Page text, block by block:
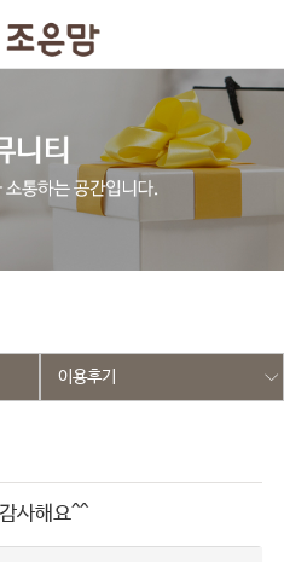
where wr_is_comment
00:00:00' and wr_id <> '86' order
이용후기
사해요^^